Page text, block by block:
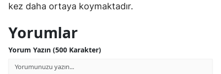
kez daha ortaya koymaktadır.
Yorumlar
Yorum Yazın (500 Karakter)